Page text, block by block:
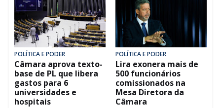
POLÍTICA E PODER
Câmara aprova texto-
base de PL que libera
gastos para 6
universidades e
hospitais
POLÍTICA E PODER
Lira exonera mais de
500 funcionários
comissionados na
Mesa Diretora da
Câmara